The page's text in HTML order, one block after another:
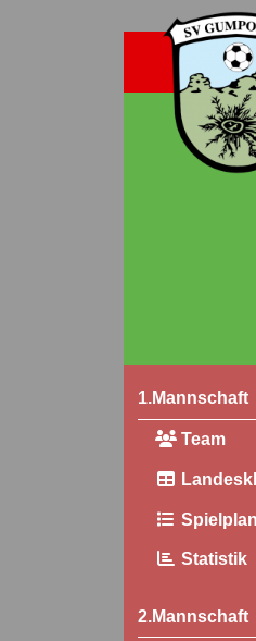
1.Mannschaft
Team
Spielplan
Statistik
2.Mannschaft